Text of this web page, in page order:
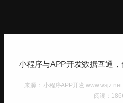
小程序与APP开发数据互通
来源： 小程序APP开发:www.wsjz.net
阅读：